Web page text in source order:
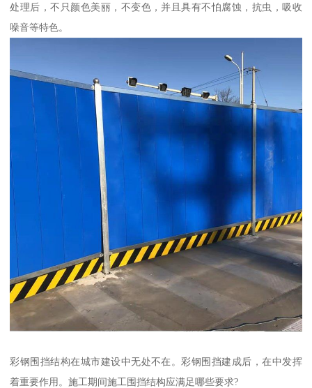
处理后，不只颜色美丽，不变色，并且具有不怕腐蚀，抗虫，吸收
噪音等特色。
彩钢围挡结构在城市建设中无处不在。彩钢围挡建成后，在中发挥
着重要作用。施工期间施工围挡结构应满足哪些要求?